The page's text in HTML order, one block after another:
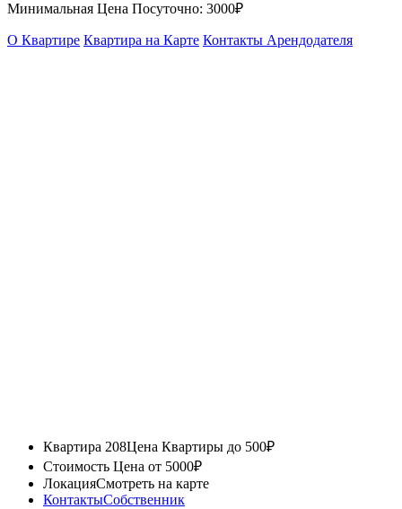
Минимальная Цена Посуточно: 3000₽
О Квартире Квартира на Карте Контакты Арендодателя
Квартира 208Цена Квартиры до 500₽
Стоимость Цена от 5000₽
ЛокацияСмотреть на карте
КонтактыСобственник